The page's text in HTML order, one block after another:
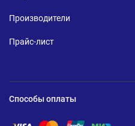
Производители
Прайс-лист
Способы оплаты